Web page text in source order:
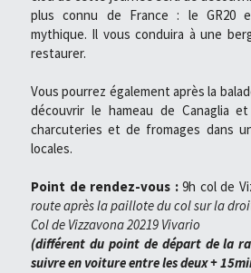
plus connu de France : le GR20
mythique. Il vous conduira à une
restaurer.
Vous pourrez également après la
découvrir le hameau de Canaglia
charcuteries et de fromages dans
locales.
Point de rendez-vous : 9h col de
route après la paillote du col sur la
Col de Vizzavona20219 Vivario
(différent du point de départ de la
suivre en voiture entre les deux +